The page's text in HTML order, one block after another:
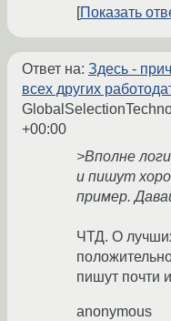
Показать
Ответ на: Здесь -
всех других
+00:00
>Вполне
и пишут
пример.
ЧТД. О
пишут почти
anonymous